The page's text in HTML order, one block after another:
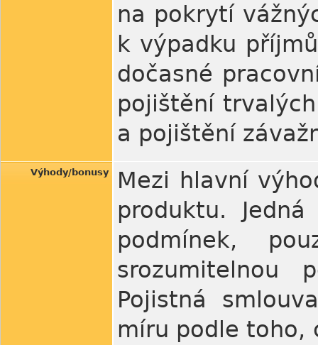
na pokrytí
k výpadku
dočasné
pojištění
a pojištění
Výhody/bonusy
Mezi hlavní
produktu.
podmínek,
srozumitelnou
Pojistná
míru podle toho,